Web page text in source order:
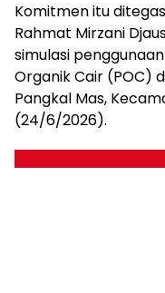
Komitmen itu
Rahmat Mirzani
simulasi
Organik Cair (POC)
Pangkal Mas,
(24/6/2026).